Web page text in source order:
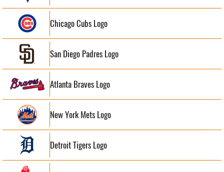
Chicago Cubs Logo
San Diego Padres Logo
Atlanta Braves Logo
New York Mets Logo
Detroit Tigers Logo